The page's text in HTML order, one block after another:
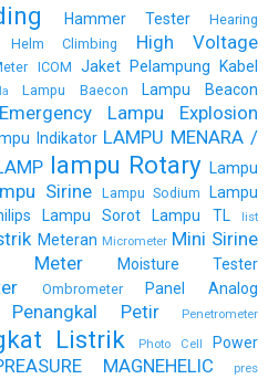
Hammer Tester
Hearing
Helm Climbing High Voltage
ICOM Jaket Pelampung
Kabel
la Lampu Baecon Lampu Beacon
Lampu Explosion
Indikator LAMPU MENARA /
lampu Rotary Lampu
Sirine Lampu Sodium
Lampu
Lampu Sorot Lampu TL list
Meteran Micrometer Mini Sirine
Meter
Moisture Tester
Ombrometer Panel Analog
Penangkal Petir Penetrometer
Listrik Photo Cell
Power
MAGNEHELIC
pres